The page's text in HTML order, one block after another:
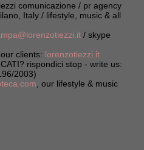
comunicazione / pr agency
Italy / lifestyle, music & all
/ skype
clients: lorenzotiezzi.it
rispondici stop - write us:
2003)
, our lifestyle & music